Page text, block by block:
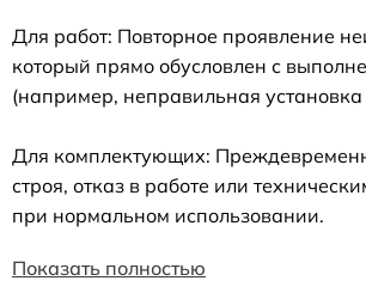
Для работ: Повторное проявление
который прямо обусловлен с
(например, неправильная установка
Для комплектующих:
строя, отказ в работе или
при нормальном использовании.
Показать полностью